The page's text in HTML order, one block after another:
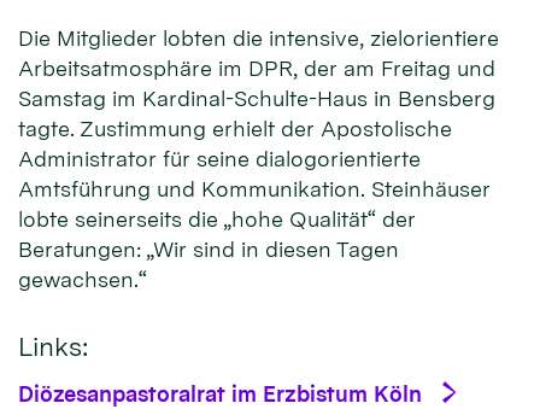
Die Mitglieder lobten die intensive, zielorientiere
Arbeitsatmosphäre im DPR, der am Freitag und
Samstag im Kardinal-Schulte-Haus in Bensberg
tagte. Zustimmung erhielt der Apostolische
Administrator für seine dialogorientierte
Amtsführung und Kommunikation. Steinhäuser
lobte seinerseits die „hohe Qualität“ der
Beratungen: „Wir sind in diesen Tagen
gewachsen.“
Links:
Diözesanpastoralrat im Erzbistum Köln